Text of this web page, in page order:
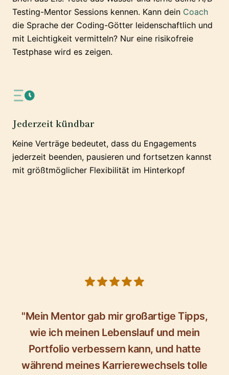
Testing-Mentor Sessions kennen. Kann dein Coach
die Sprache der Coding-Götter leidenschaftlich und
mit Leichtigkeit vermitteln? Nur eine risikofreie
Testphase wird es zeigen.
Jederzeit kündbar
Keine Verträge bedeutet, dass du Engagements
jederzeit beenden, pausieren und fortsetzen kannst
mit größtmöglicher Flexibilität im Hinterkopf
"Mein Mentor gab mir großartige Tipps,
wie ich meinen Lebenslauf und mein
Portfolio verbessern kann, und hatte
während meines Karrierewechsels tolle